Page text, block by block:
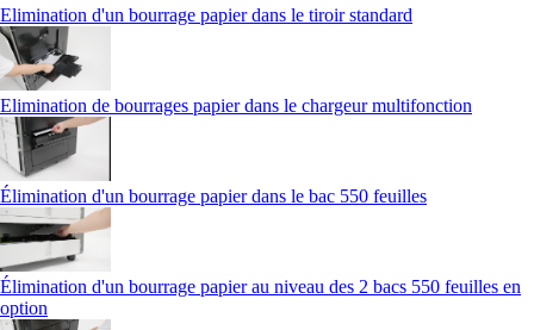
Elimination d'un bourrage papier dans le tiroir standard
Elimination de bourrages papier dans le chargeur multifonction
Élimination d'un bourrage papier dans le bac 550 feuilles
Élimination d'un bourrage papier au niveau des 2 bacs 550 feuilles en
option